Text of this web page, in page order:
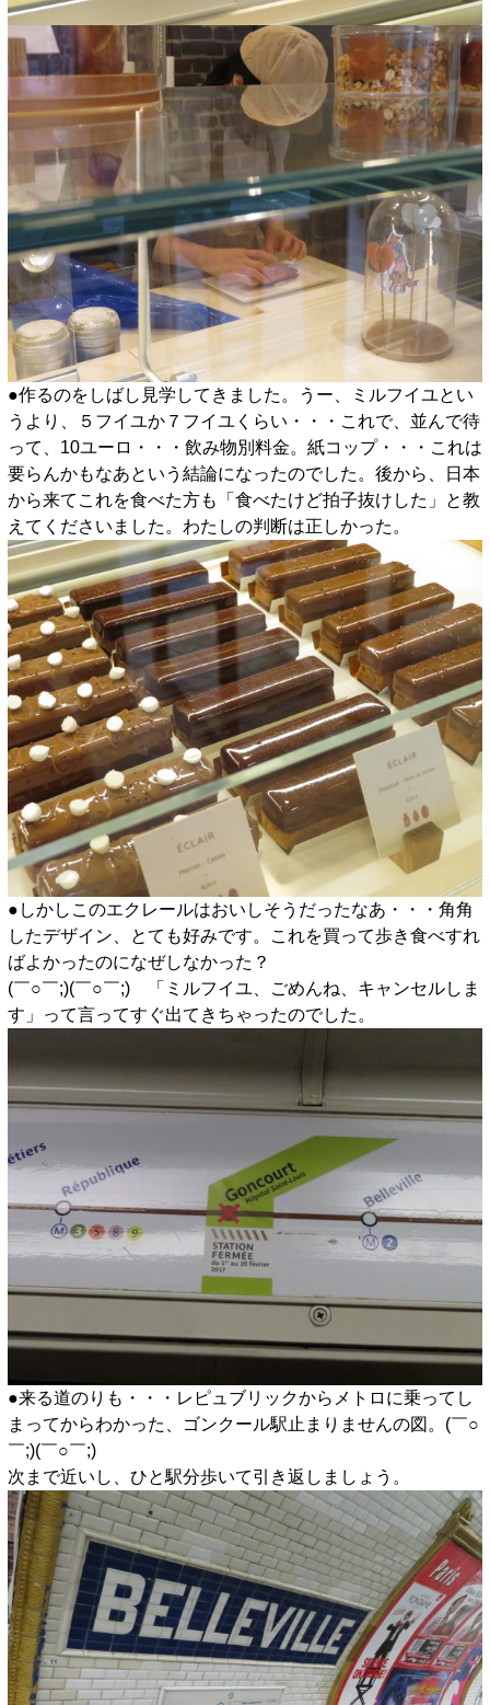
●作るのをしばし見学してきました。うー、ミルフイユとい
うより、５フイユか７フイユくらい・・・これで、並んで待
って、10ユーロ・・・飲み物別料金。紙コップ・・・これは
要らんかもなあという結論になったのでした。後から、日本
から来てこれを食べた方も「食べたけど拍子抜けした」と教
えてくださいました。わたしの判断は正しかった。
●しかしこのエクレールはおいしそうだったなあ・・・角角
したデザイン、とても好みです。これを買って歩き食べすれ
ばよかったのになぜしなかった？
(￣○￣;)(￣○￣;) 「ミルフイユ、ごめんね、キャンセルしま
す」って言ってすぐ出てきちゃったのでした。
●来る道のりも・・・レピュブリックからメトロに乗ってし
まってからわかった、ゴンクール駅止まりませんの図。(￣○
￣;)(￣○￣;)
次まで近いし、ひと駅分歩いて引き返しましょう。